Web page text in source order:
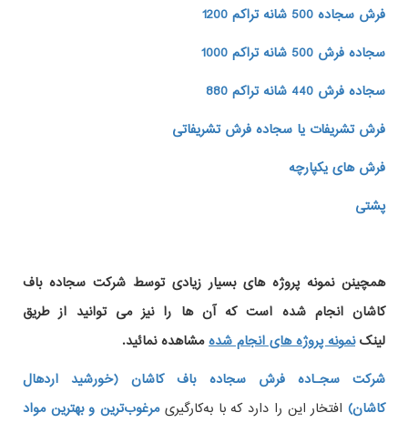
فرش سجاده 500 شانه تراکم 1200
سجاده فرش 500 شانه تراکم 1000
سجاده فرش 440 شانه تراکم 880
فرش تشریفات یا سجاده فرش تشریفاتی
فرش های یکپارچه
پشتی
همچینننمونه پروژه های بسیار زیادی توسط شرکت سجاده باف
کاشان انجام شده است که آن ها را نیز می توانید از طریق
لینکنمونه پروژه های انجام شدهمشاهده نمائید.
شرکت سجـاده فرش سجاده باف کاشان (خورشید اردهال
کاشان) افتخار این را دارد که با به‌کارگیریمرغوب‌ترین و بهترین مواد